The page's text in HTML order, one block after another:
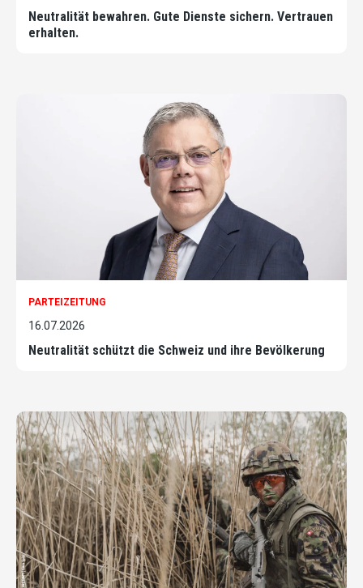
Neutralität bewahren. Gute Dienste sichern. Vertrauen
erhalten.
PARTEIZEITUNG
16.07.2026
Neutralität schützt die Schweiz und ihre Bevölkerung